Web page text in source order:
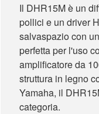
Il DHR15M è un
pollici e un driver
salvaspazio con
perfetta per l'uso
amplificatore da
struttura in legno
Yamaha, il
categoria.